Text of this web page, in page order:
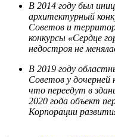
В 2014 году был
архитектурный
Советов и
конкурсы «Сердце
недостроя не
В 2019 году
Советов у
что переедут в
2020 года объект
Корпорации